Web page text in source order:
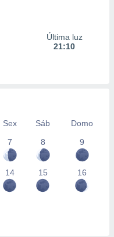
Última luz
21:10
Sex Sáb
Domo
7 8 9
14 15 16